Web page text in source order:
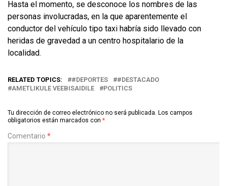
Hasta el momento, se desconoce los nombres de las
personas involucradas, en la que aparentemente el
conductor del vehículo tipo taxi habría sido llevado con
heridas de gravedad a un centro hospitalario de la
localidad.
RELATED TOPICS: #DEPORTES
#DESTACADO
AMETLIKULE VEEBISAIDILE
POLITICS
Tu dirección de correo electrónico no será publicada. Los campos
obligatorios están marcados con *
Comentario *